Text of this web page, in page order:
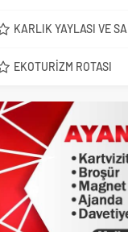
KARLIK YAYLASI VE
EKOTURIZM ROTASI